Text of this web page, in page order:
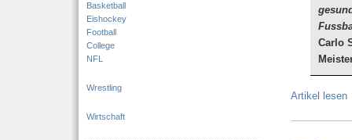
Basketball
Eishockey
Football
College
NFL
Wrestling
Wirtschaft
Carlo
Artikel lesen